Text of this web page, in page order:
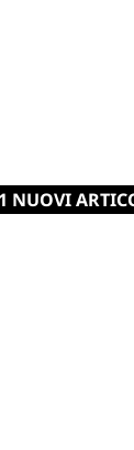
1 NUOVI